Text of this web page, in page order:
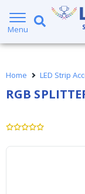
Menu
Home LED Strip
RGB